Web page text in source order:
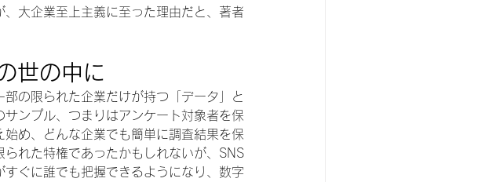
大企業至上主義に至った理由だと、著者
世の中に
の限られた企業だけが持つ「データ」と
ンプル、つまりはアンケート対象者を保
め、どんな企業でも簡単に調査結果を保
れた特権であったかもしれないが、SNS
ぐに誰でも把握できるようになり、数字